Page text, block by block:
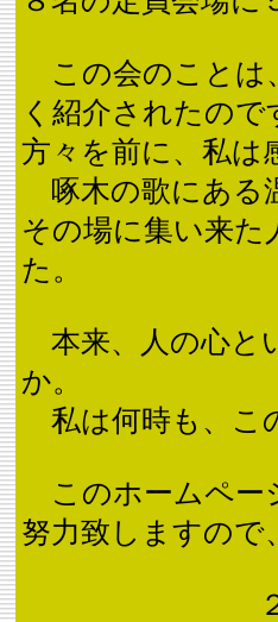
この会のことは
く紹介されたの
方々を前に、私は
啄木の歌にある
その場に集い来
た。
本来、人の心と
か。
私は何時も、こ
このホームペー
努力致しますので
２００４．